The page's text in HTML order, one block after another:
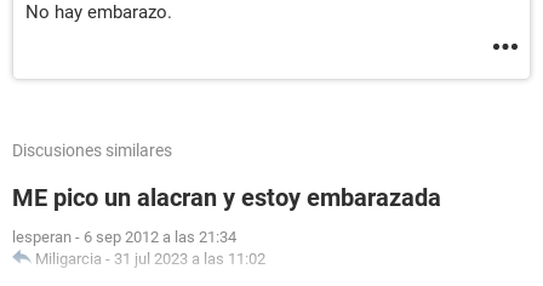
No hay embarazo.
Discusiones similares
ME pico un alacran y estoy embarazada
lesperan - 6 sep 2012 a las 21:34
Miligarcia - 31 jul 2023 a las 11:02